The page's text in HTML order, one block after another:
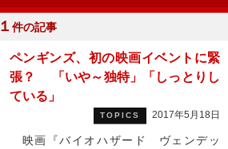
１ 件の記事
ペンギンズ、初の映画イベントに緊
張？ 「いや～独特」「しっとりし
ている」
TOPICS 2017年5月18日
映画『バイオハザード ヴェンデッ